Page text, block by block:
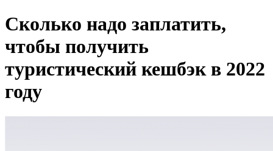
Сколько надо заплатить,
чтобы получить
туристический кешбэк в 2022
году